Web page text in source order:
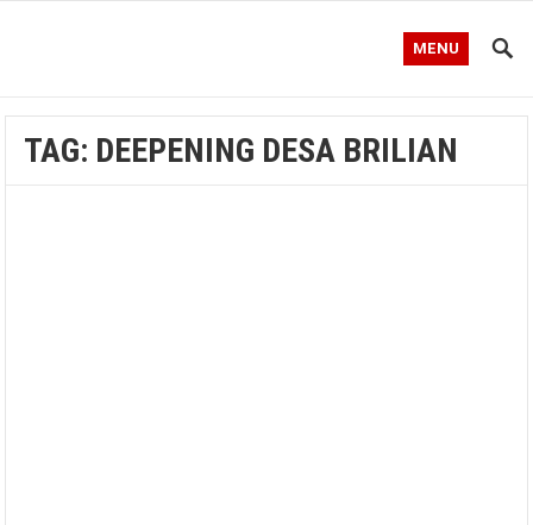
MENU
TAG: DEEPENING DESA BRILIAN